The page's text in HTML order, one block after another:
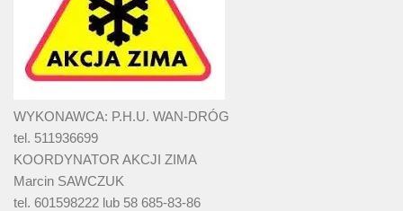
WYKONAWCA: P.H.U. WAN-DRÓG
tel. 511936699
KOORDYNATOR AKCJI ZIMA
Marcin SAWCZUK
tel. 601598222 lub 58 685-83-86